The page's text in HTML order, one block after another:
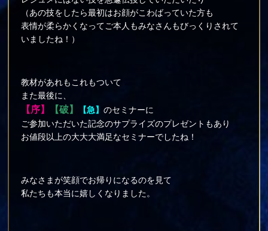
（あの技をしたら最初はお顔がこわばっていた方も
表情が柔らかくなってご本人もみなさんもびっくりされて
いましたね！）
教材があれもこれもついて
また最後に、
【序】 【破】 【急】のセミナーに
ご参加いただいた記念のサプライズのプレゼントもあり
お値段以上の大大大満足なセミナーでしたね！
みなさまが笑顔でお帰りになるのを見て
私たちも本当に嬉しくなりました。